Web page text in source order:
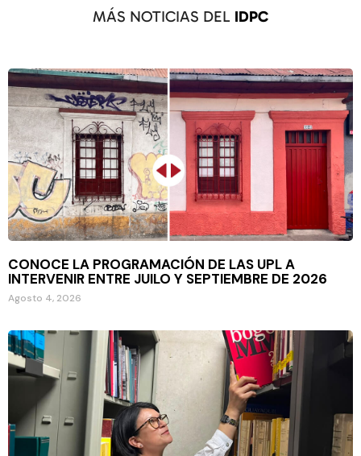
MÁS NOTICIAS DEL IDPC
CONOCE LA PROGRAMACIÓN DE LAS UPL A
INTERVENIR ENTRE JUILO Y SEPTIEMBRE DE 2026
Agosto 4, 2026